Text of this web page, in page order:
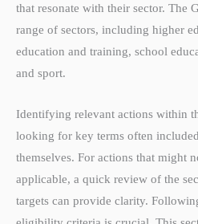
that resonate with their sector. The
range of sectors, including higher
education and training, school
and sport.
Identifying relevant actions within
looking for key terms often
themselves. For actions that might
applicable, a quick review of the
targets can provide clarity.